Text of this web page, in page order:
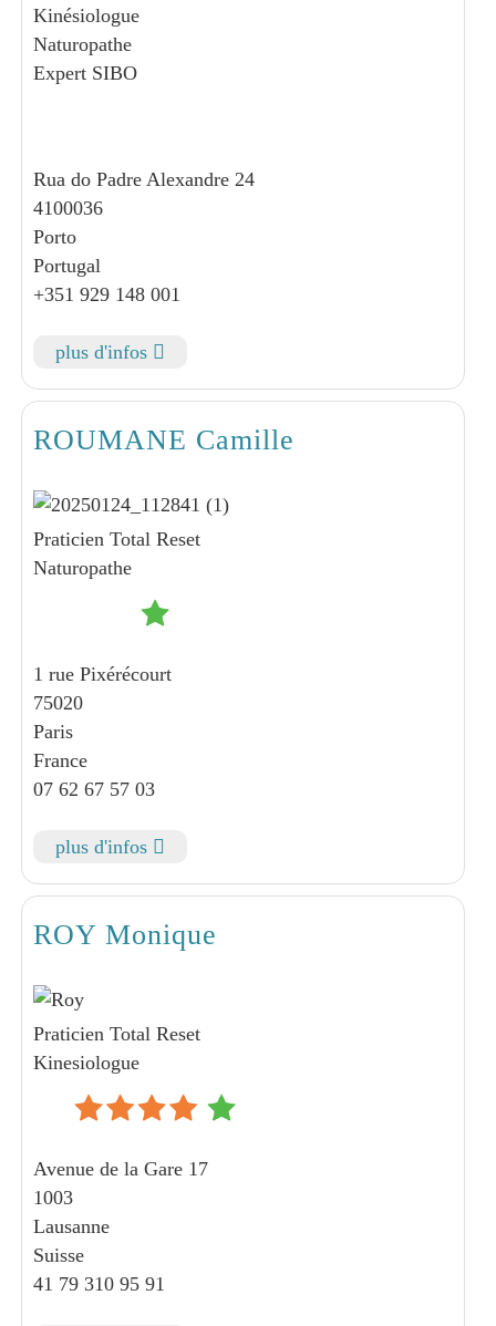
Kinésiologue
Naturopathe
Expert SIBO
Rua do Padre Alexandre 24
4100036
Porto
Portugal
+351 929 148 001
plus d'infos
ROUMANE Camille
Praticien Total Reset
Naturopathe
1 rue Pixérécourt
75020
Paris
France
07 62 67 57 03
plus d'infos
ROY Monique
Praticien Total Reset
Kinesiologue
Avenue de la Gare 17
1003
Lausanne
Suisse
41 79 310 95 91